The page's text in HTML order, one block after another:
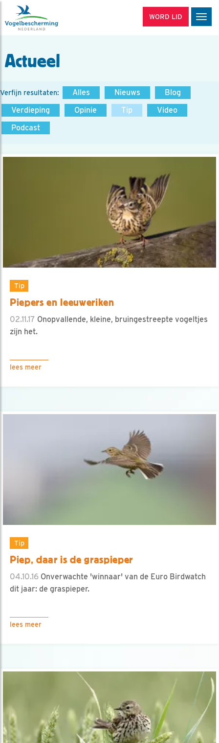
WORD LID
Actueel
Verfijn resultaten: Alles Nieuws
Blog
Verdieping
Opinie Tip
Video
Podcast
Tip
Piepers en leeuweriken
02.11.17 Onopvallende, kleine, bruingestreepte vogeltjes
zijn het.
lees meer
Tip
Piep, daar is de graspieper
04.10.16 Onverwachte 'winnaar' van de Euro Birdwatch
dit jaar: de graspieper.
lees meer